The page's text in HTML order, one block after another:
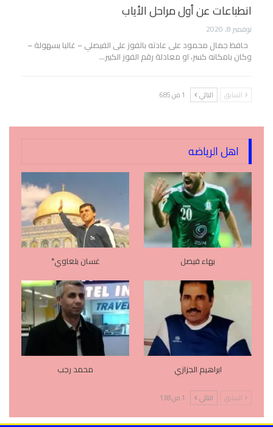
انطباعات عن أول مراحل الأياب
نوفمبر 8, 2020
حافظ جمال محمود على عادته بالفوز على الفيصلي – غالبا بسهولة –
وكان بامكانه كسر، او معادلة رقم الفوز الكبير…
السابق التالي 1 من 685
اهل الرياضه
بهاء فيصل غسان بلعاوي*
ابراهيم الجزازي محمد رجب
السابق التالي 1 من 138